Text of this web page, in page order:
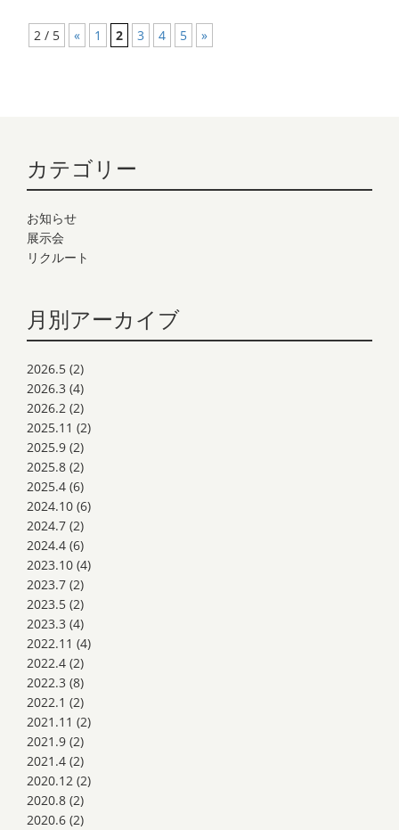
2 / 5 « 1 2 3 4 5 »
カテゴリー
お知らせ
展示会
リクルート
月別アーカイブ
2026.5 (2)
2026.3 (4)
2026.2 (2)
2025.11 (2)
2025.9 (2)
2025.8 (2)
2025.4 (6)
2024.10 (6)
2024.7 (2)
2024.4 (6)
2023.10 (4)
2023.7 (2)
2023.5 (2)
2023.3 (4)
2022.11 (4)
2022.4 (2)
2022.3 (8)
2022.1 (2)
2021.11 (2)
2021.9 (2)
2021.4 (2)
2020.12 (2)
2020.8 (2)
2020.6 (2)